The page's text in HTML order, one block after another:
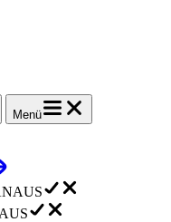
Menü
AUS
AUS